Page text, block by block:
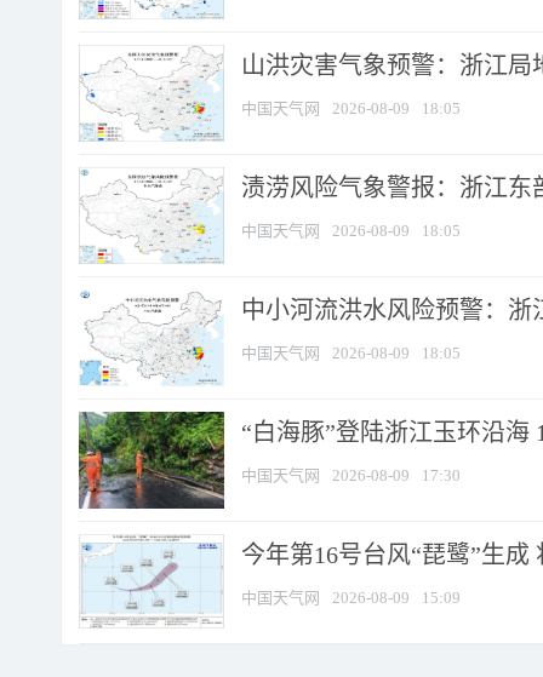
山洪灾害气象预警：浙江
中国天气网 2026-08-09 18:05
渍涝风险气象警报：浙江
中国天气网 2026-08-09 18:05
中小河流洪水风险预警：
中国天气网 2026-08-09 18:05
“白海豚”登陆浙江玉环沿海
中国天气网 2026-08-09 17:30
今年第16号台风“琵鹭”生
中国天气网 2026-08-09 15:09